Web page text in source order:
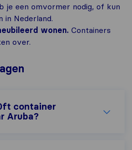
je een omvormer nodig, of kun
Nederland.
wonen. Containers
over.
container
Aruba?